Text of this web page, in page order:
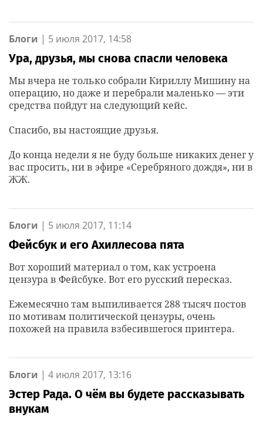
Блоги | 5 июля 2017, 14:58
Ура, друзья, мы снова спасли человека
Мы вчера не только собрали Кириллу Мишину на
операцию, но даже и перебрали маленько — эти
средства пойдут на следующий кейс.
Спасибо, вы настоящие друзья.
До конца недели я не буду больше никаких денег у
вас просить, ни в эфире «Серебряного дождя», ни в
ЖЖ.
Блоги | 5 июля 2017, 11:14
Фейсбук и его Ахиллесова пята
Вот хороший материал о том, как устроена
цензура в Фейсбуке. Вот его русский пересказ.
Ежемесячно там выпиливается 288 тысяч постов
по мотивам политической цензуры, очень
похожей на правила взбесившегося принтера.
Блоги | 4 июля 2017, 13:16
Эстер Рада. О чём вы будете рассказывать
внукам